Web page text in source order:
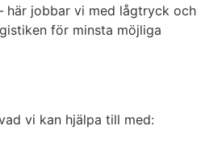
här jobbar vi med lågtryck och
för minsta möjliga
vi kan hjälpa till med: